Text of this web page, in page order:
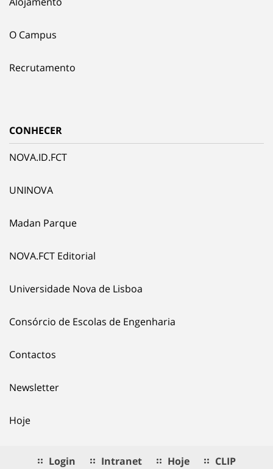
O Campus
Recrutamento
CONHECER
NOVA.ID.FCT
UNINOVA
Madan Parque
NOVA.FCT Editorial
Universidade Nova de Lisboa
Consórcio de Escolas de Engenharia
Contactos
Newsletter
Hoje
Login Intranet Hoje CLIP